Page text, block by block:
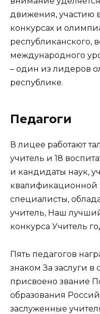
движения, участию
конкурсах и
республиканского,
международного
– один из лидеров
республике.
Педагоги
В лицее работают
учитель и 18
и кандидаты наук,
квалификационной
специалисты,
учитель, Наш
конкурса Учитель
Пять педагогов
знаком За заслуги в
присвоено звание
образования
заслуженные